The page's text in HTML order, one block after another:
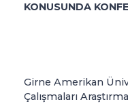
KONUSUNDA
Girne Amerikan
Çalışmaları